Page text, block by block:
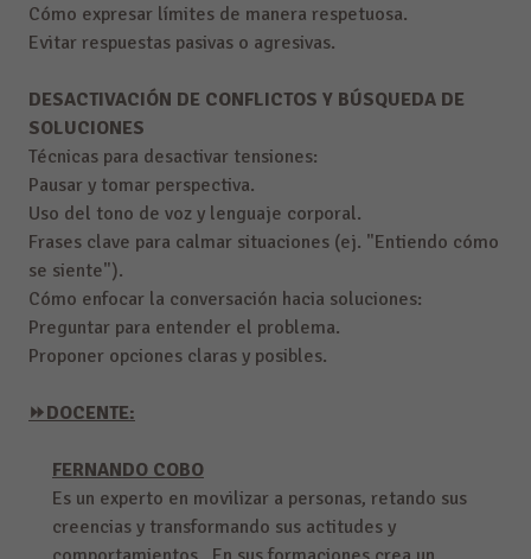
Cómo expresar límites de manera respetuosa.
Evitar respuestas pasivas o agresivas.
DESACTIVACIÓN DE CONFLICTOS Y BÚSQUEDA DE
SOLUCIONES
Técnicas para desactivar tensiones:
Pausar y tomar perspectiva.
Uso del tono de voz y lenguaje corporal.
Frases clave para calmar situaciones (ej. "Entiendo cómo
se siente").
Cómo enfocar la conversación hacia soluciones:
Preguntar para entender el problema.
Proponer opciones claras y posibles.
⏩DOCENTE:
FERNANDO COBO
Es un experto en movilizar a personas, retando sus
creencias y transformando sus actitudes y